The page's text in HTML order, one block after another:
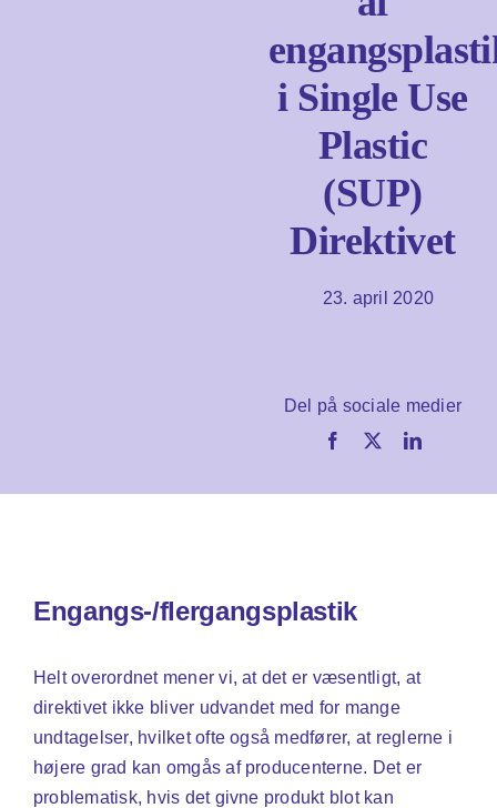
Om os
Søg
efter:
i Single Use
Plastic
(SUP)
Direktivet
23. april 2020
Del på sociale medier
Engangs-/flergangsplastik
Helt overordnet mener vi, at det er væsentligt, at
direktivet ikke bliver udvandet med for mange
undtagelser, hvilket ofte også medfører, at reglerne i
højere grad kan omgås af producenterne. Det er
problematisk, hvis det givne produkt blot kan